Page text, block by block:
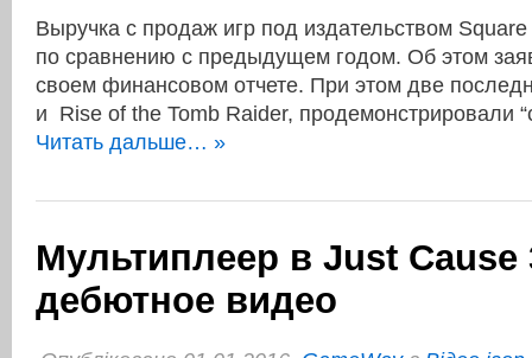
Выручка с продаж игр под издательством
по сравнению с предыдущем годом. Об этом
своем финансовом отчете. При этом две
и Rise of the Tomb Raider, продемонстрировали
Читать дальше… »
Мультиплеер в Just Cause
дебютное видео